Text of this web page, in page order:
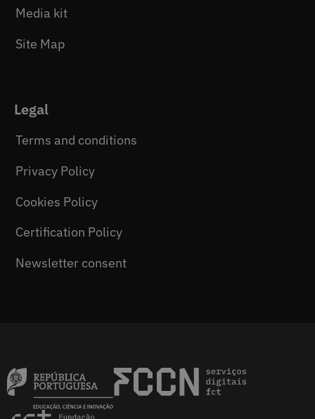
Media kit
Site Map
Legal
Terms and conditions
Privacy Policy
Cookies Policy
Certification Policy
Newsletter consent